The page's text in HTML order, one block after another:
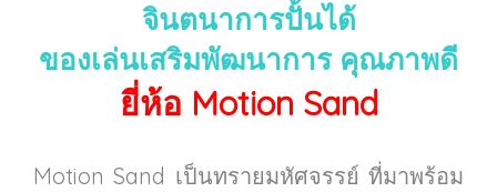
จินตนาการปั้นได้
ของเล่นเสริมพัฒนาการ คุณภาพดี
ยี่ห้อ Motion Sand
Motion Sand เป็นทรายมหัศจรรย์ ที่มาพร้อม